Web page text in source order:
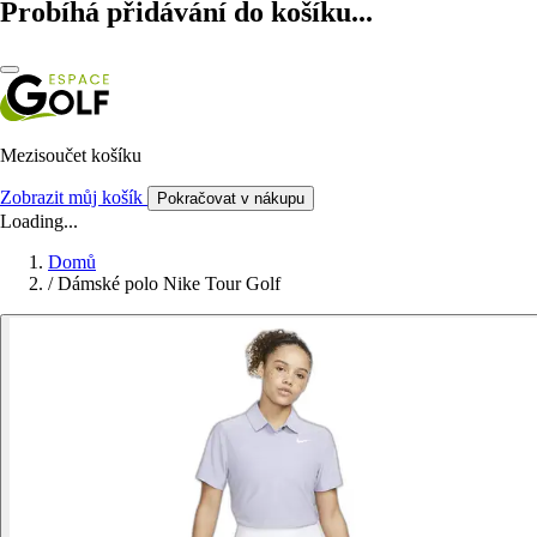
Probíhá přidávání do košíku...
Mezisoučet košíku
Zobrazit můj košík Pokračovat v nákupu
Loading...
Domů
/ Dámské polo Nike Tour Golf